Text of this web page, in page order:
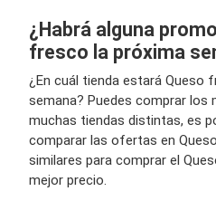
¿Habrá alguna
fresco la próxima
¿En cuál tienda estará Queso
semana? Puedes comprar los
muchas tiendas distintas, es
comparar las ofertas en
similares para comprar el
mejor precio.